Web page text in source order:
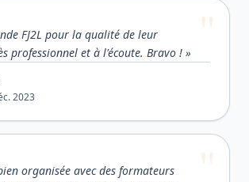
FJ2L pour la qualité de leur
professionnel et à l'écoute. Bravo ! »
2023
organisée avec des formateurs